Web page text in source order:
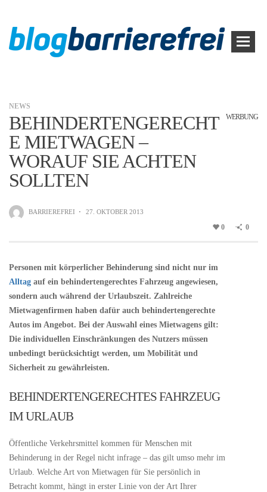
NEWS
BEHINDERTENGERECHT
E MIETWAGEN –
WORAUF SIE ACHTEN
SOLLTEN
WERBUNG
BARRIEREFREI · 27. OKTOBER 2013
0 0
Personen mit körperlicher Behinderung sind nicht nur im
Alltag auf ein behindertengerechtes Fahrzeug angewiesen,
sondern auch während der Urlaubszeit. Zahlreiche
Mietwagenfirmen haben dafür auch behindertengerechte
Autos im Angebot. Bei der Auswahl eines Mietwagens gilt:
Die individuellen Einschränkungen des Nutzers müssen
unbedingt berücksichtigt werden, um Mobilität und
Sicherheit zu gewährleisten.
BEHINDERTENGERECHTES FAHRZEUG
IM URLAUB
Öffentliche Verkehrsmittel kommen für Menschen mit
Behinderung in der Regel nicht infrage – das gilt umso mehr im
Urlaub. Welche Art von Mietwagen für Sie persönlich in
Betracht kommt, hängt in erster Linie von der Art Ihrer